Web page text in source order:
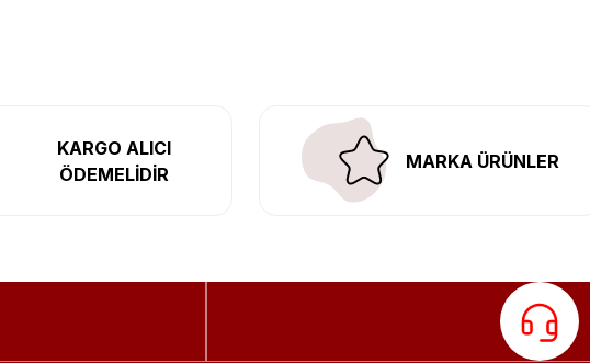
KARGO ALICI
ÖDEMELİDİR
MARKA ÜRÜNLER